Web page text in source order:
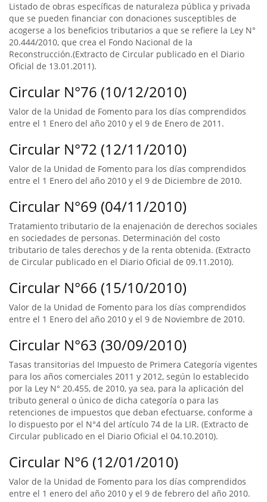
Listado de obras específicas de naturaleza pública y privada
que se pueden financiar con donaciones susceptibles de
acogerse a los beneficios tributarios a que se refiere la Ley N°
20.444/2010, que crea el Fondo Nacional de la
Reconstrucción.(Extracto de Circular publicado en el Diario
Oficial de 13.01.2011).
Circular N°76 (10/12/2010)
Valor de la Unidad de Fomento para los días comprendidos
entre el 1 Enero del año 2010 y el 9 de Enero de 2011.
Circular N°72 (12/11/2010)
Valor de la Unidad de Fomento para los días comprendidos
entre el 1 Enero del año 2010 y el 9 de Diciembre de 2010.
Circular N°69 (04/11/2010)
Tratamiento tributario de la enajenación de derechos sociales
en sociedades de personas. Determinación del costo
tributario de tales derechos y de la renta obtenida. (Extracto
de Circular publicado en el Diario Oficial de 09.11.2010).
Circular N°66 (15/10/2010)
Valor de la Unidad de Fomento para los días comprendidos
entre el 1 Enero del año 2010 y el 9 de Noviembre de 2010.
Circular N°63 (30/09/2010)
Tasas transitorias del Impuesto de Primera Categoría vigentes
para los años comerciales 2011 y 2012, según lo establecido
por la Ley N° 20.455, de 2010, ya sea, para la aplicación del
tributo general o único de dicha categoría o para las
retenciones de impuestos que deban efectuarse, conforme a
lo dispuesto por el N°4 del artículo 74 de la LIR. (Extracto de
Circular publicado en el Diario Oficial el 04.10.2010).
Circular N°6 (12/01/2010)
Valor de la Unidad de Fomento para los días comprendidos
entre el 1 enero del año 2010 y el 9 de febrero del año 2010.